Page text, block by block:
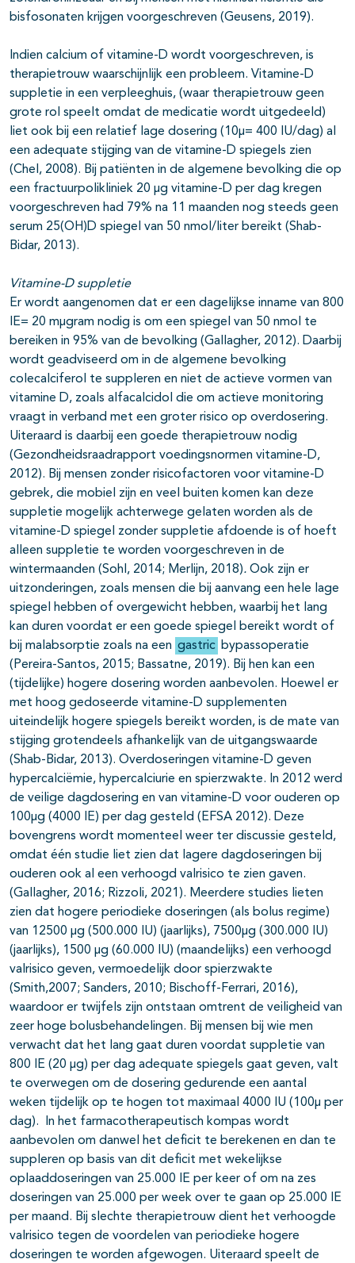
bisfosonaten krijgen voorgeschreven (Geusens, 2019).
Indien calcium of vitamine-D wordt voorgeschreven, is
therapietrouw waarschijnlijk een probleem. Vitamine-D
suppletie in een verpleeghuis, (waar therapietrouw geen
grote rol speelt omdat de medicatie wordt uitgedeeld)
liet ook bij een relatief lage dosering (10µ= 400 IU/dag) al
een adequate stijging van de vitamine-D spiegels zien
(Chel, 2008). Bij patiënten in de algemene bevolking die op
een fractuurpolikliniek 20 µg vitamine-D per dag kregen
voorgeschreven had 79% na 11 maanden nog steeds geen
serum 25(OH)D spiegel van 50 nmol/liter bereikt (Shab-
Bidar, 2013).
Vitamine-D suppletie
Er wordt aangenomen dat er een dagelijkse inname van 800
IE= 20 mµgram nodig is om een spiegel van 50 nmol te
bereiken in 95% van de bevolking (Gallagher, 2012). Daarbij
wordt geadviseerd om in de algemene bevolking
colecalciferol te suppleren en niet de actieve vormen van
vitamine D, zoals alfacalcidol die om actieve monitoring
vraagt in verband met een groter risico op overdosering.
Uiteraard is daarbij een goede therapietrouw nodig
(Gezondheidsraadrapport voedingsnormen vitamine-D,
2012). Bij mensen zonder risicofactoren voor vitamine-D
gebrek, die mobiel zijn en veel buiten komen kan deze
suppletie mogelijk achterwege gelaten worden als de
vitamine-D spiegel zonder suppletie afdoende is of hoeft
alleen suppletie te worden voorgeschreven in de
wintermaanden (Sohl, 2014; Merlijn, 2018). Ook zijn er
uitzonderingen, zoals mensen die bij aanvang een hele lage
spiegel hebben of overgewicht hebben, waarbij het lang
kan duren voordat er een goede spiegel bereikt wordt of
bij malabsorptie zoals na een gastric bypassoperatie
(Pereira-Santos, 2015; Bassatne, 2019). Bij hen kan een
(tijdelijke) hogere dosering worden aanbevolen. Hoewel er
met hoog gedoseerde vitamine-D supplementen
uiteindelijk hogere spiegels bereikt worden, is de mate van
stijging grotendeels afhankelijk van de uitgangswaarde
(Shab-Bidar, 2013). Overdoseringen vitamine-D geven
hypercalciëmie, hypercalciurie en spierzwakte. In 2012 werd
de veilige dagdosering en van vitamine-D voor ouderen op
100µg (4000 IE) per dag gesteld (EFSA 2012). Deze
bovengrens wordt momenteel weer ter discussie gesteld,
omdat één studie liet zien dat lagere dagdoseringen bij
ouderen ook al een verhoogd valrisico te zien gaven.
(Gallagher, 2016; Rizzoli, 2021). Meerdere studies lieten
zien dat hogere periodieke doseringen (als bolus regime)
van 12500 µg (500.000 IU) (jaarlijks), 7500µg (300.000 IU)
(jaarlijks), 1500 µg (60.000 IU) (maandelijks) een verhoogd
valrisico geven, vermoedelijk door spierzwakte
(Smith,2007; Sanders, 2010; Bischoff-Ferrari, 2016),
waardoor er twijfels zijn ontstaan omtrent de veiligheid van
zeer hoge bolusbehandelingen. Bij mensen bij wie men
verwacht dat het lang gaat duren voordat suppletie van
800 IE (20 µg) per dag adequate spiegels gaat geven, valt
te overwegen om de dosering gedurende een aantal
weken tijdelijk op te hogen tot maximaal 4000 IU (100µ per
dag). In het farmacotherapeutisch kompas wordt
aanbevolen om danwel het deficit te berekenen en dan te
suppleren op basis van dit deficit met wekelijkse
oplaaddoseringen van 25.000 IE per keer of om na zes
doseringen van 25.000 per week over te gaan op 25.000 IE
per maand. Bij slechte therapietrouw dient het verhoogde
valrisico tegen de voordelen van periodieke hogere
doseringen te worden afgewogen. Uiteraard speelt de